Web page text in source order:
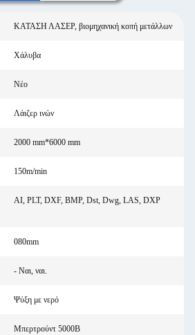
ΚΑΤΑΣΗ ΛΑΣΕΡ, βιομηχανική κοπή μετάλλων
Χάλυβα
Νέο
Λάιζερ ινών
2000 mm*6000 mm
150m/min
AI, PLT, DXF, BMP, Dst, Dwg, LAS, DXP
080mm
- Ναι, ναι.
Ψύξη με νερό
Μπερτρούντ 5000Β